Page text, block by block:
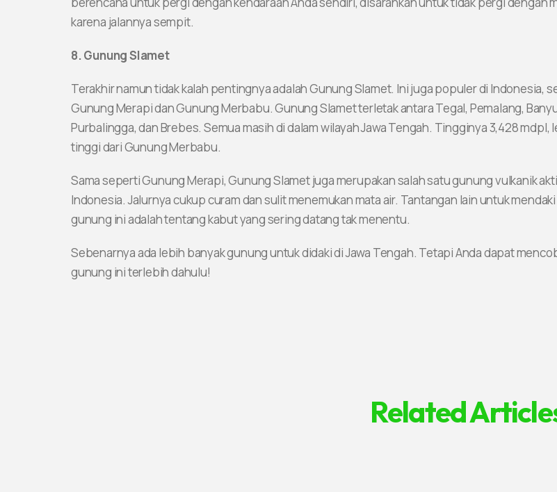
karena jalannya sempit.
8. Gunung Slamet
Terakhir namun tidak kalah pentingnya adalah Gunung Slamet. Ini juga populer di Indonesia,
Gunung Merapi dan Gunung Merbabu. Gunung Slamet terletak antara Tegal, Pemalang,
Purbalingga, dan Brebes. Semua masih di dalam wilayah Jawa Tengah. Tingginya 3,428 mdpl,
tinggi dari Gunung Merbabu.
Sama seperti Gunung Merapi, Gunung Slamet juga merupakan salah satu gunung vulkanik
Indonesia. Jalurnya cukup curam dan sulit menemukan mata air. Tantangan lain untuk mendaki
gunung ini adalah tentang kabut yang sering datang tak menentu.
Sebenarnya ada lebih banyak gunung untuk didaki di Jawa Tengah. Tetapi Anda dapat
gunung ini terlebih dahulu!
Related